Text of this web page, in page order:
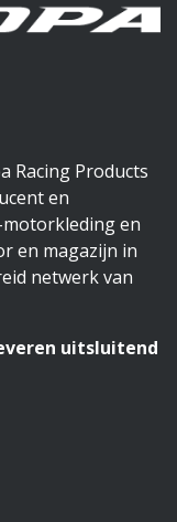
Racing Products
en
en
en magazijn in
netwerk van
uitsluitend